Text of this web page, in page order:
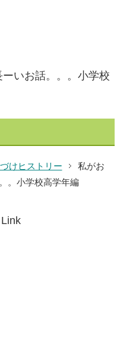
いお話。。。小学校
けヒストリー
私がお
。小学校高学年編